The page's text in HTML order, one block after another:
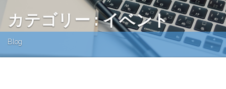
カテゴリー : イベント
Blog